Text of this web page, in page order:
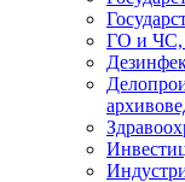
ГО и ЧС,